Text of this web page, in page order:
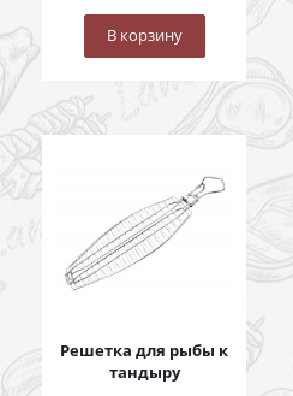
В корзину
Решетка для рыбы к
тандыру